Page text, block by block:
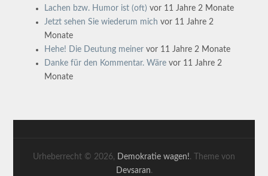
Lachen bzw. Humor ist (oft) vor 11 Jahre 2 Monate
Jetzt sehen Sie wiederum mich vor 11 Jahre 2
Monate
Hehe! Die Deutung meiner vor 11 Jahre 2 Monate
Danke für den Kommentar. Wäre vor 11 Jahre 2
Monate
Urheberrecht © 2026, Demokratie wagen!. Theme von
Devsaran.